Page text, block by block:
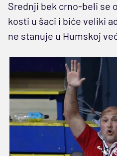
Srednji bek crno-beli se
kosti u šaci i biće veliki
ne stanuje u Humskoj